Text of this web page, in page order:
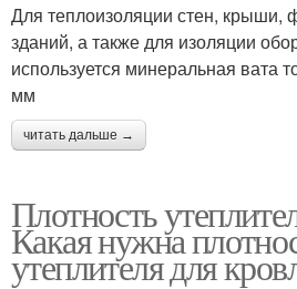
Для теплоизоляции стен, крыши,
зданий, а также для изоляции
используется минеральная вата
мм
читать дальше →
Плотность
Какая нужна
утеплителя для